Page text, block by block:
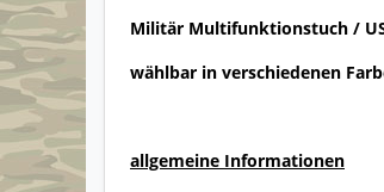
Militär Multifunktionstuch /
wählbar in verschiedenen
allgemeine Informationen